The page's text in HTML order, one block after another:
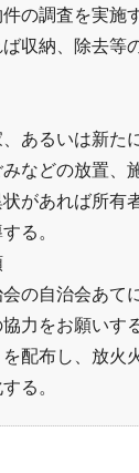
の調査を実施
収納、除去等
あるいは新た
などの放置、
があれば所有
る。
の自治会あて
力をお願いす
配布し、放火
る。